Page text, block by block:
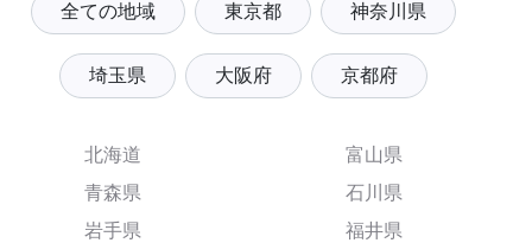
全ての地域 東京都 神奈川県
埼玉県 大阪府 京都府
北海道
青森県
岩手県
富山県
石川県
福井県